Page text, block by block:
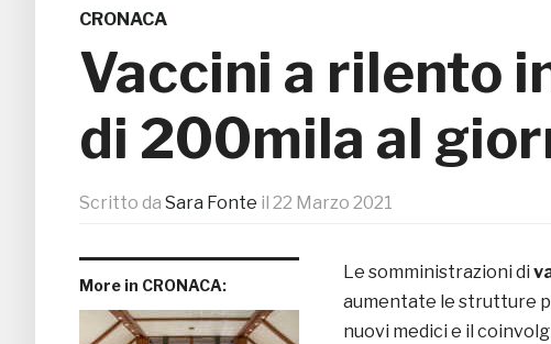
CRONACA
Vaccini a rilento
di 200mila al
Scritto da Sara Fonte il 22 Marzo 2021
More in CRONACA:
Le somministrazioni di
aumentate le strutture
nuovi medici e il